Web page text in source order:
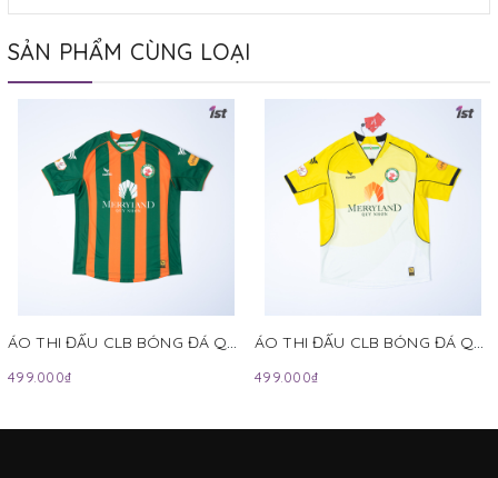
SẢN PHẨM CÙNG LOẠI
ÁO THI ĐẤU CLB BÓNG ĐÁ QUY NHƠN BÌNH ĐỊNH MÙA GIẢI V.LEAGUE 2024-2025 MÀU XANH LÁ KAMITO
499.000₫
ÁO THI ĐẤU CLB BÓNG ĐÁ QUY NHƠN BÌNH ĐỊNH MÙA GIẢI V.LEAGUE 2024-2025 MÀU VÀNG KAMITO
499.000₫